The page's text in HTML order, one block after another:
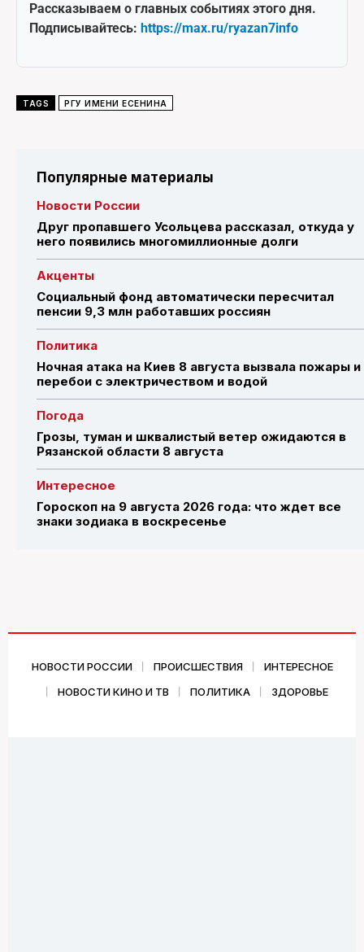
Рассказываем о главных событиях этого дня.
Подписывайтесь: https://max.ru/ryazan7info
TAGS РГУ ИМЕНИ ЕСЕНИНА
Популярные материалы
Новости России
Друг пропавшего Усольцева рассказал, откуда у
него появились многомиллионные долги
Акценты
Социальный фонд автоматически пересчитал
пенсии 9,3 млн работавших россиян
Политика
Ночная атака на Киев 8 августа вызвала пожары и
перебои с электричеством и водой
Погода
Грозы, туман и шквалистый ветер ожидаются в
Рязанской области 8 августа
Интересное
Гороскоп на 9 августа 2026 года: что ждет все
знаки зодиака в воскресенье
НОВОСТИ РОССИИ ПРОИСШЕСТВИЯ
ИНТЕРЕСНОЕ
НОВОСТИ КИНО И ТВ
ПОЛИТИКА ЗДОРОВЬЕ